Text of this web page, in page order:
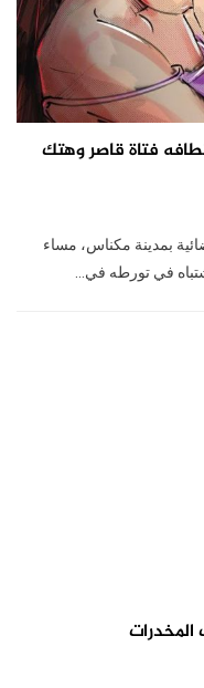
فتاة قاصر وهتك
بمدينة مكناس، مساء